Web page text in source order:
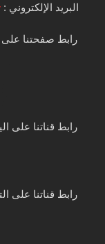
البريد الإلكتروني :
رابط صفحتنا
رابط قناتنا على
رابط قناتنا على